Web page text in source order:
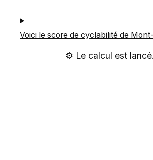
Voici le score de cyclabilité de
⚙️ Le calcul est